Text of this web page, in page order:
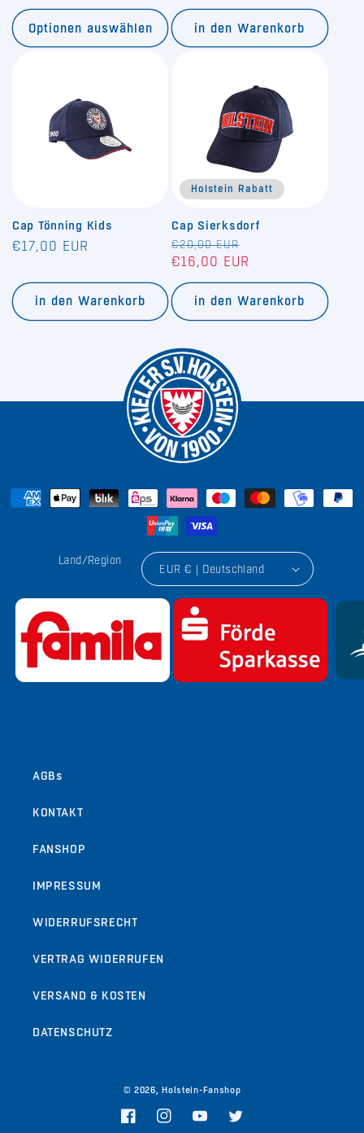
Optionen auswählen in den Warenkorb
Cap Tönning Kids
Normaler
€17,00 EUR
in den Warenkorb
Holstein Rabatt
Cap Sierksdorf
Normaler
Preis
€20,00 EUR
€16,00 EUR
in den Warenkorb
Land/Region
EUR € | Deutschland
AGBs
KONTAKT
FANSHOP
IMPRESSUM
WIDERRUFSRECHT
VERTRAG WIDERRUFEN
VERSAND & KOSTEN
DATENSCHUTZ
© 2026, Holstein-Fanshop
FacebookInstagramYouTubeTwitter